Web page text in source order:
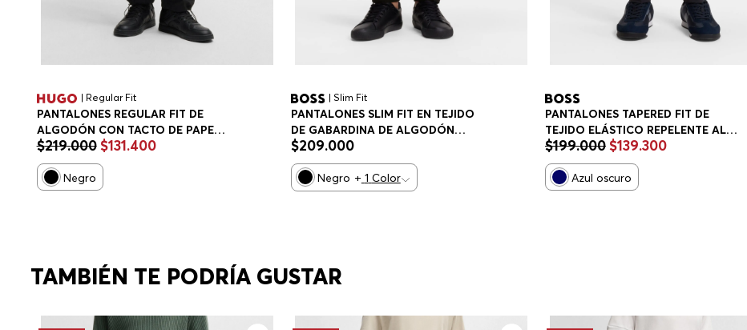
| Regular Fit
PANTALONES REGULAR FIT DE
ALGODÓN CON TACTO DE PAPEL
PANTALONES CASUALES REGULAR
FIT HOMBRE
$219.000 $131.400
Negro
| Slim Fit
PANTALONES SLIM FIT EN TEJIDO
DE GABARDINA DE ALGODÓN
ELÁSTICO PANTALONES
CASUALES SLIM FIT HOMBRE
$209.000
Negro + 1 Color
PANTALONES TAPERED FIT DE
TEJIDO ELÁSTICO REPELENTE AL
AGUA PANTALONES CASUALES
TAPERED FIT HOMBRE
$199.000 $139.300
Azul oscuro
TAMBIÉN TE PODRÍA GUSTAR